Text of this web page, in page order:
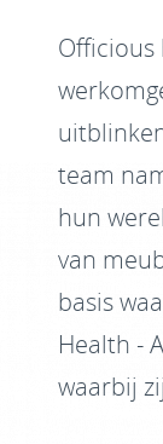
team
hun
van
basis
Health -
waarbij